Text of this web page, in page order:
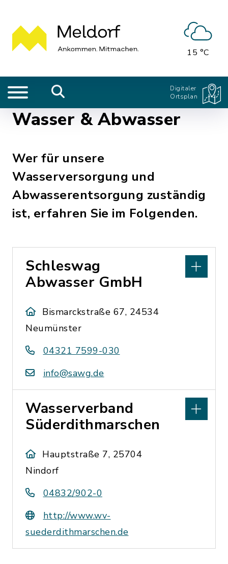
15 °C
Digitaler
Ortsplan
Wasser & Abwasser
Wer für unsere
Wasserversorgung und
Abwasserentsorgung zuständig
ist, erfahren Sie im Folgenden.
Schleswag
Abwasser GmbH
Bismarckstraße 67, 24534
Neumünster
04321 7599-030
info@sawg.de
Wasserverband
Süderdithmarschen
Hauptstraße 7, 25704
Nindorf
04832/902-0
http://www.wv-
suederdithmarschen.de